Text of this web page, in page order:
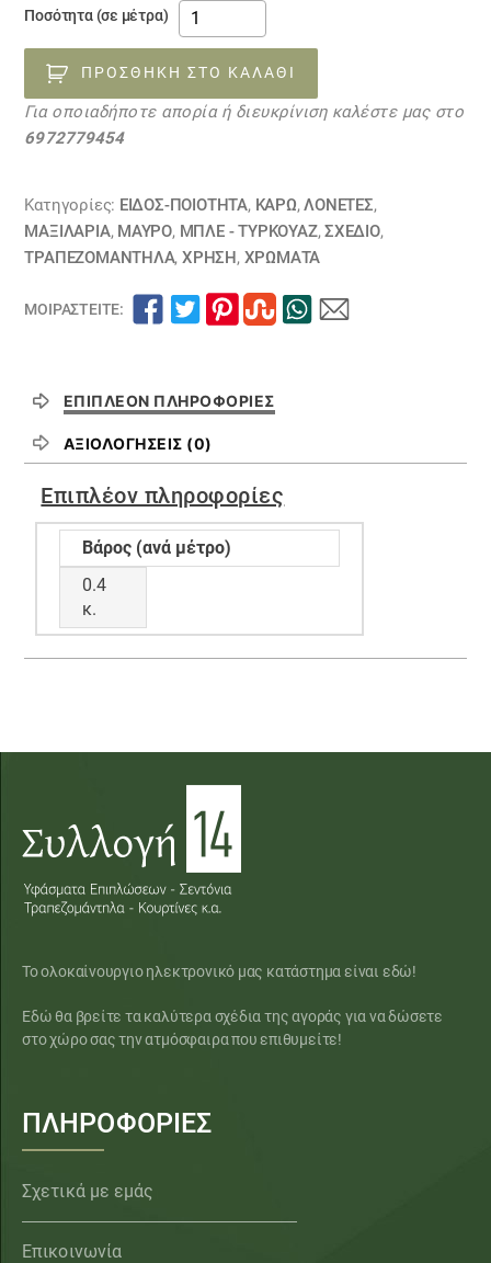
Ποσότητα (σε μέτρα)
ύφασμα
καρώ
μπλε,
μαύρο,
μπέζ
ΠΡΟΣΘΉΚΗ ΣΤΟ ΚΑΛΆΘΙ
Για οποιαδήποτε απορία ή διευκρίνιση καλέστε μας στο
6972779454
Κατηγορίες: ΕΙΔΟΣ-ΠΟΙΟΤΗΤΑ, ΚΑΡΏ,ΛΟΝΈΤΕΣ,
ΜΑΞΙΛΆΡΙΑ, ΜΑΥΡΟ, ΜΠΛΕ - ΤΥΡΚΟΥΑΖ,ΣΧΕΔΙΟ,
ΤΡΑΠΕΖΟΜΆΝΤΗΛΑ,ΧΡΗΣΗ, ΧΡΏΜΑΤΑ
ΜΟΙΡΑΣΤΕΊΤΕ:
ΕΠΙΠΛΈΟΝ ΠΛΗΡΟΦΟΡΊΕΣ
ΑΞΙΟΛΟΓΉΣΕΙΣ (0)
Επιπλέον πληροφορίες
Βάρος (ανά μέτρο)
0.4
κ.
Το ολοκαίνουργιο ηλεκτρονικό μας κατάστημα είναι εδώ!
Εδώ θα βρείτε τα καλύτερα σχέδια της αγοράς για να δώσετε
στο χώρο σας την ατμόσφαιρα που επιθυμείτε!
ΠΛΗΡΟΦΟΡΙΕΣ
Σχετικά με εμάς
Επικοινωνία